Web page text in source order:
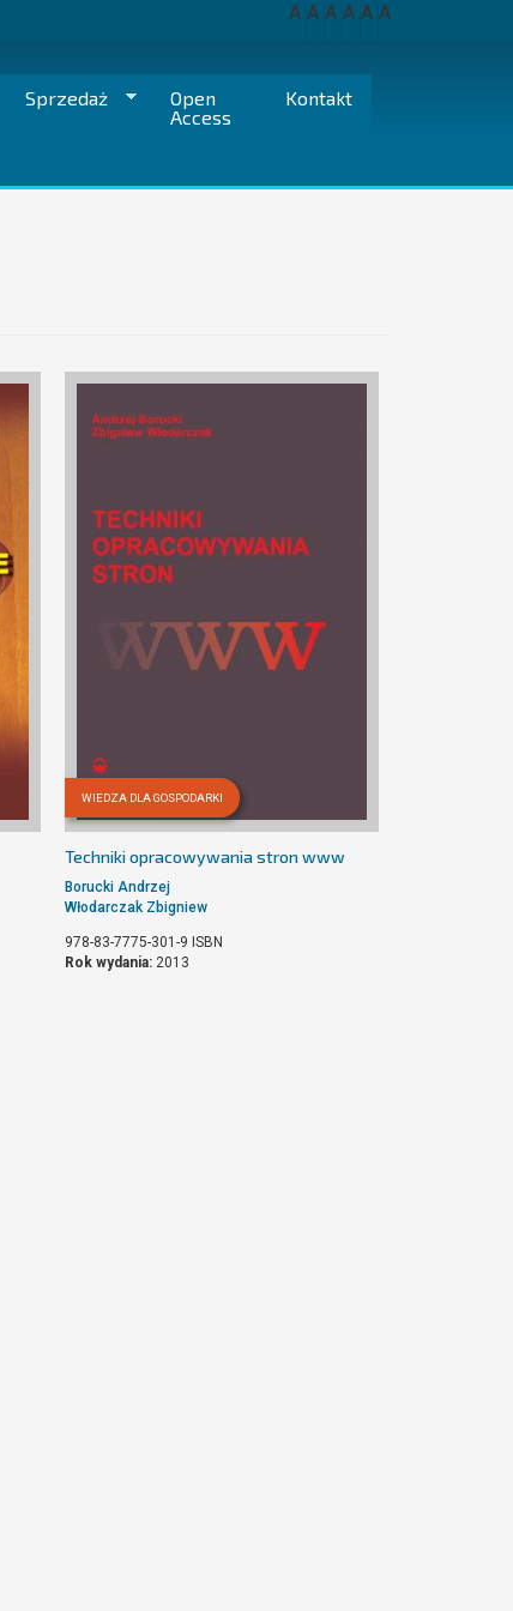
A A A A A A
Sprzedaż
Open
Access
Kontakt
WIEDZA DLA GOSPODARKI
Techniki opracowywania stron www
Borucki Andrzej
Włodarczak Zbigniew
978-83-7775-301-9 ISBN
Rok wydania: 2013